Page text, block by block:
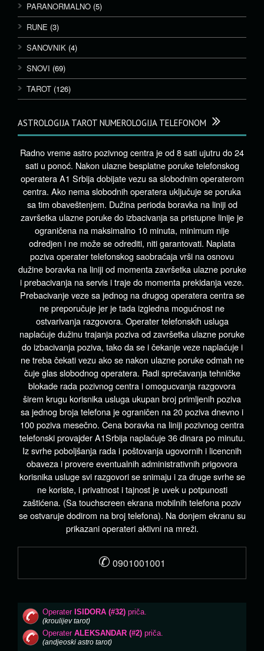
PARANORMALNO (5)
RUNE (3)
SANOVNIK (4)
SNOVI (69)
TAROT (126)
ASTROLOGIJA TAROT NUMEROLOGIJA TELEFONOM
Radno vreme astro pozivnog centra je od 8 sati ujutru do 24
sati u ponoć. Nakon ulazne besplatne poruke telefonskog
operatera A1 Srbija dobijate vezu sa slobodnim operaterom
centra. Ako nema slobodnih operatera uključuje se poruka
sa tim obaveštenjem. Dužina perioda boravka na liniji od
završetka ulazne poruke do izbacivanja sa pristupne linije je
ograničena na maksimalno 10 minuta, minimum nije
odredjen i ne može se odrediti, niti garantovati. Naplata
poziva operater telefonskog saobraćaja vrši na osnovu
dužine boravka na liniji od momenta završetka ulazne poruke
i prebacivanja na servis i traje do momenta prekidanja veze.
Prebacivanje veze sa jednog na drugog operatera centra se
ne preporučuje jer je tada izgledna mogućnost ne
ostvarivanja razgovora. Operater telefonskih usluga
naplaćuje dužinu trajanja poziva od završetka ulazne poruke
do izbacivanja poziva, tako da se i čekanje veze naplaćuje i
ne treba čekati vezu ako se nakon ulazne poruke odmah ne
čuje glas slobodnog operatera. Radi sprečavanja tehničke
blokade rada pozivnog centra i omogucvanja razgovora
širem krugu korisnika usluga ukupan broj primljenih poziva
sa jednog broja telefona je ograničen na 20 poziva dnevno i
100 poziva mesečno. Cena boravka na liniji pozivnog centra
telefonski provajder A1Srbija naplaćuje 36 dinara po minutu.
Iz svrhe poboljšanja rada i poštovanja ugovornih i licencnih
obaveza i provere eventualnih administrativnih prigovora
korisnika usluge svi razgovori se snimaju i za druge svrhe se
ne koriste, i privatnost i tajnost je uvek u potpunosti
zaštićena. (Sa touchscreen ekrana mobilnih telefona poziv
se ostvaruje dodirom na broj telefona). Na donjem ekranu su
prikazani operateri aktivni na mreži.
✆ 0901001001